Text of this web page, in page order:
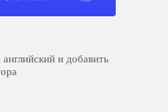
и добавить